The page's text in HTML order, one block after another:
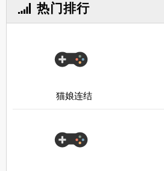
热门排行
猫娘连结